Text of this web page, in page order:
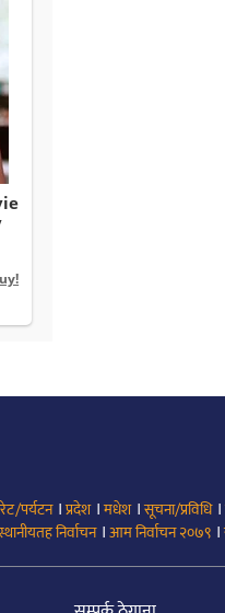
पर्यटन।प्रदेश।मधेश।सूचना/प्रविधि।
निर्वाचन।आम निर्वाचन २०७९ ।